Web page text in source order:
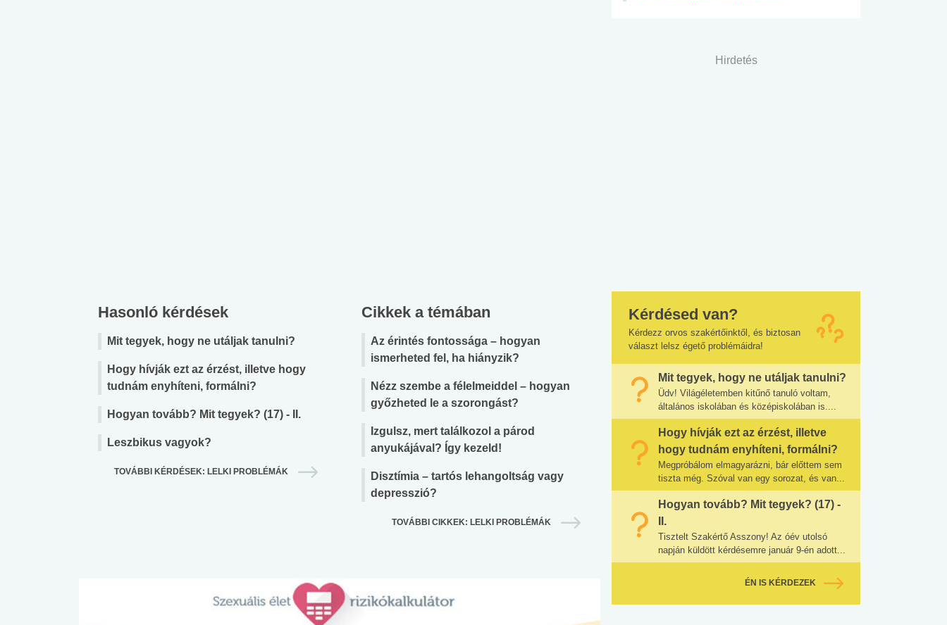
Hasonló kérdések
Mit tegyek, hogy ne utáljak tanulni?
Hogy hívják ezt az érzést, illetve hogy
tudnám enyhíteni, formálni?
Hogyan tovább? Mit tegyek? (17) - II.
Leszbikus vagyok?
TOVÁBBI KÉRDÉSEK: LELKI PROBLÉMÁK
Cikkek a témában
Az érintés fontossága – hogyan
ismerheted fel, ha hiányzik?
Nézz szembe a félelmeiddel – hogyan
győzheted le a szorongást?
Izgulsz, mert találkozol a párod
anyukájával? Így kezeld!
Disztímia – tartós lehangoltság vagy
depresszió?
TOVÁBBI CIKKEK: LELKI PROBLÉMÁK
Hirdetés
Kérdésed van?
Kérdezz orvos szakértőinktől, és biztosan
választ lelsz égető problémáidra!
Mit tegyek, hogy ne utáljak tanulni?
Üdv! Világéletemben kitűnő tanuló voltam,
általános iskolában és középiskolában is....
Hogy hívják ezt az érzést, illetve
hogy tudnám enyhíteni, formálni?
Megpróbálom elmagyarázni, bár előttem sem
tiszta még. Szóval van egy sorozat, és van...
Hogyan tovább? Mit tegyek? (17) -
II.
Tisztelt Szakértő Asszony! Az óév utolsó
napján küldött kérdésemre január 9-én adott...
ÉN IS KÉRDEZEK